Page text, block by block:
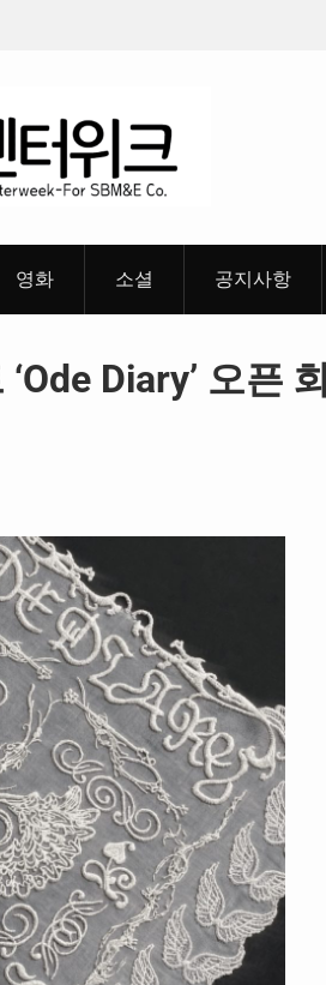
영화 소셜 공지사항
Diary’ 오픈